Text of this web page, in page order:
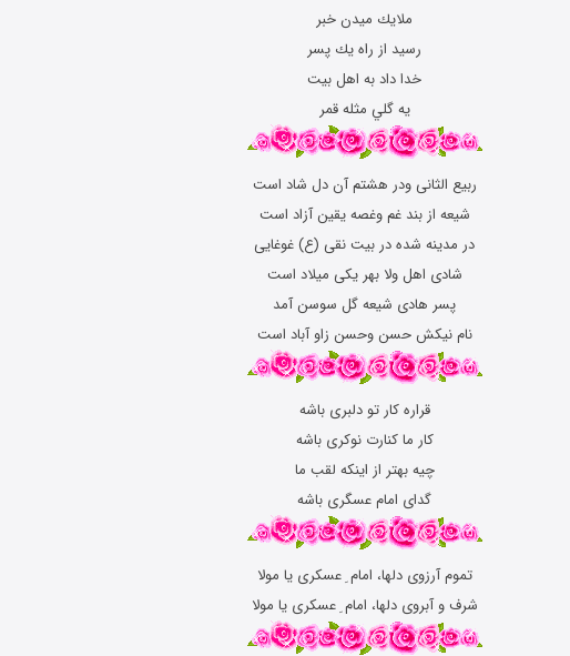
ﻣﻼﻳﻚ ﻣﻴﺪﻥ ﺧﺒﺮ
ﺭﺳﻴﺪ اﺯ ﺭاﻩ ﻳﻚ ﭘﺴﺮ
ﺧﺪا ﺩاﺩ ﺑﻪ اﻫﻞ ﺑﻴﺖ
ﻳﻪ ﮔﻠﻲ ﻣﺜﻠﻪ ﻗﻤﺮ
ربیع الثانی ودر هشتم آن دل شاد است
شیعه از بند غم وغصه یقین آزاد است
در مدینه شده در بیت نقی (ع) غوغایی
شادی اهل ولا بهر یکی میلاد است
پسر هادی شیعه گل سوسن آمد
نام نیکش حسن وحسن زاو آباد است
قراره کار تو دلبری باشه
کار ما کنارت نوکری باشه
چیه بهتر از اینکه لقب ما
گدای امام عسگری باشه
تموم آرزوی دلها، امام ِ عسکری یا مولا
شرف و آبروی دلها، امام ِ عسکری یا مولا